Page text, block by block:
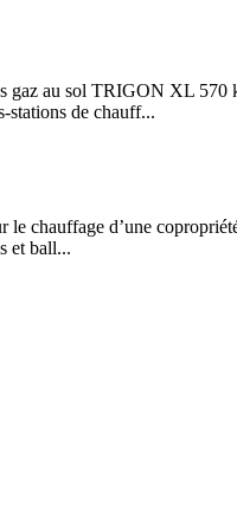
gaz au sol TRIGON XL 570
stations de chauff...
chauffage d’une
et ball...